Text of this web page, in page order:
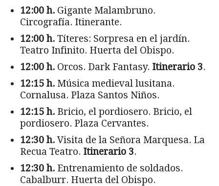
12:00 h. Gigante Malambruno.
Circografía. Itinerante.
12:00 h. Títeres: Sorpresa en el jardín.
Teatro Infinito. Huerta del Obispo.
12:00 h. Orcos. Dark Fantasy. Itinerario 3.
12:15 h. Música medieval lusitana.
Cornalusa. Plaza Santos Niños.
12:15 h. Bricio, el pordiosero. Bricio, el
pordiosero. Plaza Cervantes.
12:30 h.Visita de la Señora Marquesa. La
Recua Teatro. Itinerario 3.
12:30 h. Entrenamiento de soldados.
Cabalburr. Huerta del Obispo.